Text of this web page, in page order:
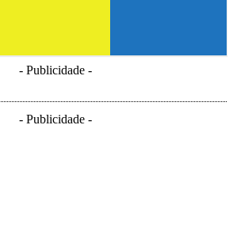
- Publicidade -
- Publicidade -